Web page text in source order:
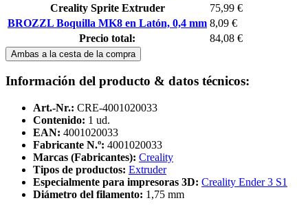
Creality Sprite Extruder
75,99 €
BROZZL Boquilla MK8 en Latón, 0,4 mm 8,09 €
Precio total:
84,08 €
Ambas a la cesta de la compra
Información del producto & datos técnicos:
Art.-Nr.: CRE-4001020033
Contenido: 1 ud.
EAN: 4001020033
Fabricante N.º: 4001020033
Marcas (Fabricantes): Creality
Tipos de productos: Extruder
Especialmente para impresoras 3D: Creality Ender 3 S1
Diámetro del filamento: 1,75 mm